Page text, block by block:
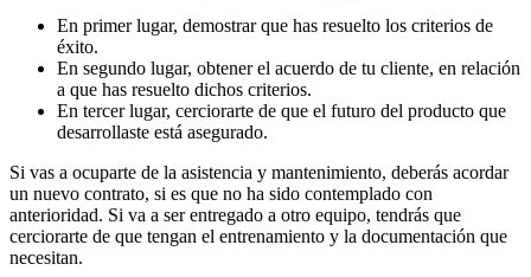
En primer lugar, demostrar que has resuelto los criterios de
éxito.
En segundo lugar, obtener el acuerdo de tu cliente, en relación
a que has resuelto dichos criterios.
En tercer lugar, cerciorarte de que el futuro del producto que
desarrollaste está asegurado.
Si vas a ocuparte de la asistencia y mantenimiento, deberás acordar
un nuevo contrato, si es que no ha sido contemplado con
anterioridad. Si va a ser entregado a otro equipo, tendrás que
cerciorarte de que tengan el entrenamiento y la documentación que
necesitan.